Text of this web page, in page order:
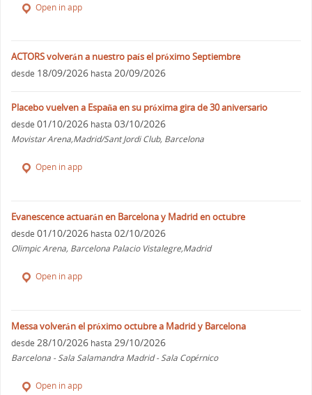
Open in app
ACTORS volverán a nuestro país el próximo Septiembre
desde 18/09/2026 hasta 20/09/2026
Placebo vuelven a España en su próxima gira de 30 aniversario
desde 01/10/2026 hasta 03/10/2026
Movistar Arena,Madrid/Sant Jordi Club, Barcelona
Open in app
Evanescence actuarán en Barcelona y Madrid en octubre
desde 01/10/2026 hasta 02/10/2026
Olimpic Arena, Barcelona Palacio Vistalegre,Madrid
Open in app
Messa volverán el próximo octubre a Madrid y Barcelona
desde 28/10/2026 hasta 29/10/2026
Barcelona - Sala Salamandra Madrid - Sala Copérnico
Open in app